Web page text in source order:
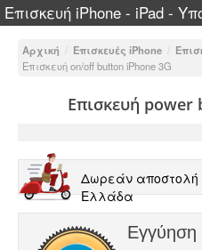
Επισκευή iPhone - iPad -
Αρχική / Επισκευές iPhone /
Επισκευή on/off button iPhone 3G
Επισκευή power
Δωρεάν αποστολή
Ελλάδα
Εγγύηση